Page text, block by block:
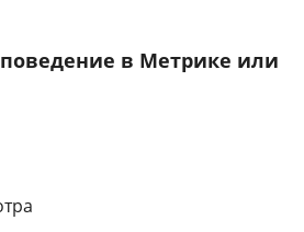
в Метрике или